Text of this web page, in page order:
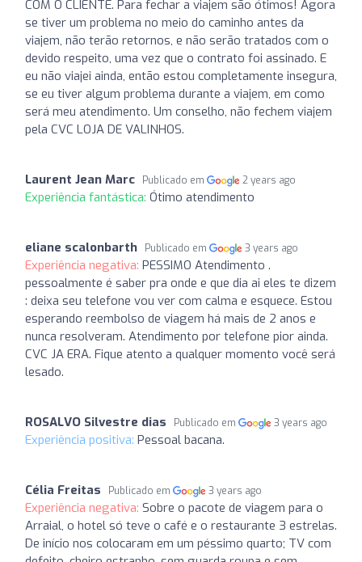
COM O CLIENTE. Para fechar a viajem são ótimos! Agora
se tiver um problema no meio do caminho antes da
viajem, não terão retornos, e não serão tratados com o
devido respeito, uma vez que o contrato foi assinado. E
eu não viajei ainda, então estou completamente insegura,
se eu tiver algum problema durante a viajem, em como
será meu atendimento. Um conselho, não fechem viajem
pela CVC LOJA DE VALINHOS.
Laurent Jean Marc Publicado em 2 years ago
Experiência fantástica: Ótimo atendimento
eliane scalonbarth Publicado em 3 years ago
Experiência negativa: PESSIMO Atendimento .
pessoalmente é saber pra onde e que dia ai eles te dizem
: deixa seu telefone vou ver com calma e esquece. Estou
esperando reembolso de viagem há mais de 2 anos e
nunca resolveram. Atendimento por telefone pior ainda.
CVC JA ERA. Fique atento a qualquer momento você será
lesado.
ROSALVO Silvestre dias Publicado em 3 years ago
Experiência positiva: Pessoal bacana.
Célia Freitas Publicado em 3 years ago
Experiência negativa: Sobre o pacote de viagem para o
Arraial, o hotel só teve o café e o restaurante 3 estrelas.
De início nos colocaram em um péssimo quarto; TV com